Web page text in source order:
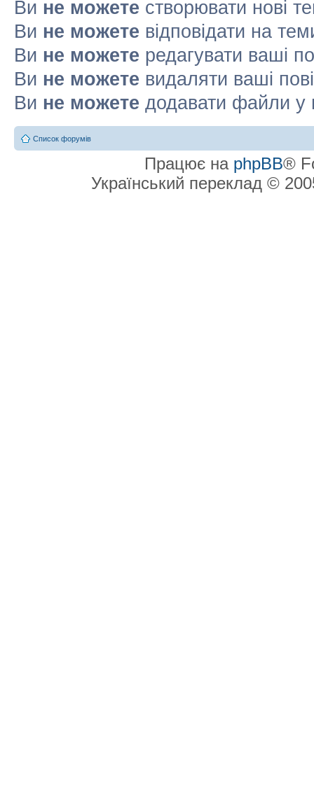
Ви не можете створювати нові
Ви не можете відповідати на
Ви не можете редагувати ваші
Ви не можете видаляти ваші
Ви не можете додавати файли у
Список форумів
Працює на phpBB®
Український переклад ©